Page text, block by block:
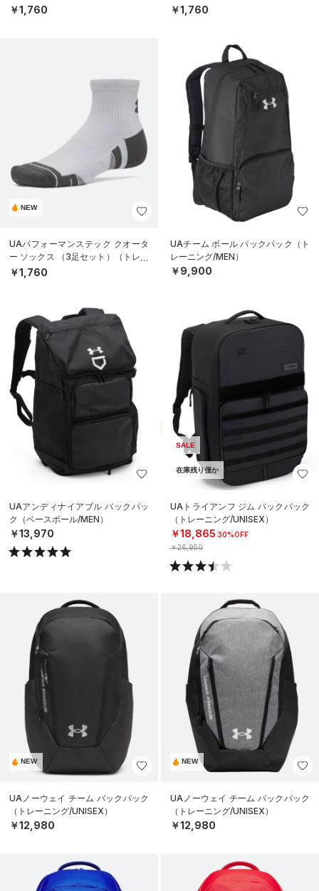
ニング/UNISEX）
￥1,760
ニング/UNISEX）
￥1,760
NEW
UAパフォーマンステック クオータ
ー ソックス （3足セット）（トレー
ニング/UNISEX）
￥1,760
UAチーム ボール バックパック（ト
レーニング/MEN）
￥9,900
UAアンディナイアブル バックパッ
ク（ベースボール/MEN）
￥13,970
SALE
在庫残り僅か
UAトライアンフ ジム バックパック
（トレーニング/UNISEX）
￥18,865 30%OFF
￥26,950
NEW
UAノーウェイ チーム バックパック
（トレーニング/UNISEX）
￥12,980
NEW
UAノーウェイ チーム バックパック
（トレーニング/UNISEX）
￥12,980